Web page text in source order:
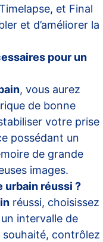
et Final
et d’améliorer la
pour un
, vous aurez
de bonne
votre prise
possédant un
de grande
images.
urbain réussi ?
réussi, choisissez
intervalle de
contrôlez